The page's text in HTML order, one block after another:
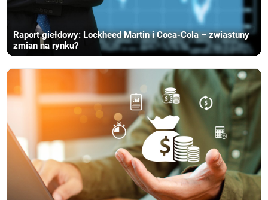
Raport giełdowy: Lockheed Martin i Coca-Cola – zwiastuny
zmian na rynku?